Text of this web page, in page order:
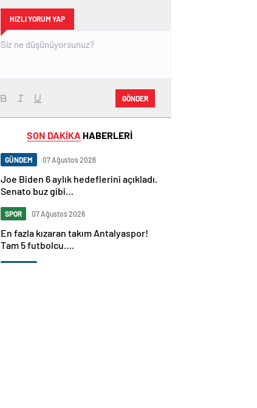
HIZLI YORUM YAP
GÖNDER
SON DAKİKA HABERLERİ
GÜNDEM 07 Ağustos 2026
Joe Biden 6 aylık hedeflerini açıkladı.
Senato buz gibi…
SPOR 07 Ağustos 2026
En fazla kızaran takım Antalyaspor!
Tam 5 futbolcu….